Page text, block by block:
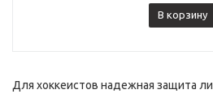
В корзину
Для хоккеистов надежная защита